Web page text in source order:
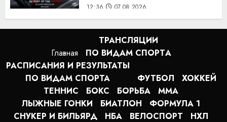
12:36 07.08.2026
Главная
ТРАНСЛЯЦИИ
ПО ВИДАМ СПОРТA
РАСПИСАНИЯ И РЕЗУЛЬТАТЫ
ПО ВИДАМ СПОРТА
ФУТБОЛ
ХОККЕЙ
ТЕННИС
БОКС БОРЬБА
MMA
ЛЫЖНЫЕ ГОНКИ
БИАТЛОН
ФОРМУЛА 1
СНУКЕР И БИЛЬЯРД
НБА ВЕЛОСПОРТ НХЛ